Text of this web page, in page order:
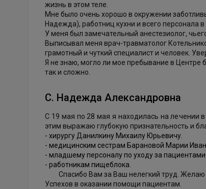
жизнь в этом теле.
Мне было очень хорошо в окружении
Надежда), работниц кухни и всего персонала в
У меня был замечательный анестезиолог,
Выписывал меня врач-травматолог
грамотный и чуткий специалист и человек.
Я не знаю, могло ли мое пребывание в Центре
так и сложно.
С. Надежда Александровна
С 19 мая по 28 мая я находилась на лечении
этим выражаю глубокую признательность и
- хирургу Данилкину Михаилу Юрьевичу.
- медицинским сестрам Барановой Марии
- младшему персоналу по уходу за
- работникам пищеблока.
Спасибо Вам за Ваш нелегкий труд. Желаю
Успехов в оказании помощи пациентам.